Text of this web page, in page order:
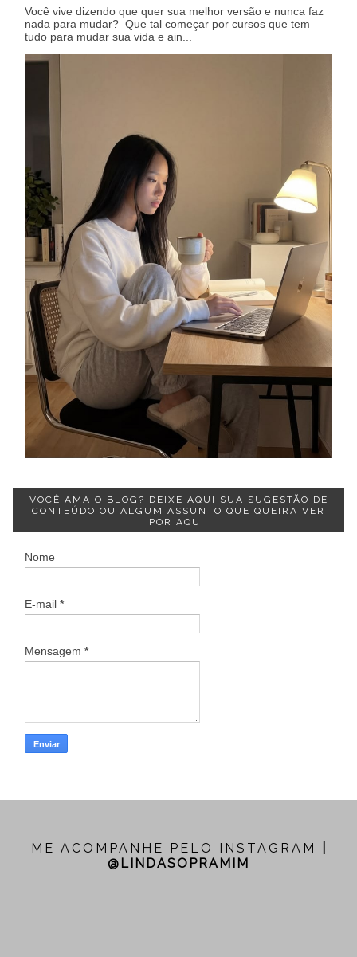
Você vive dizendo que quer sua melhor versão e nunca faz
nada para mudar? Que tal começar por cursos que tem
tudo para mudar sua vida e ain...
VOCÊ AMA O BLOG? DEIXE AQUI SUA SUGESTÃO DE
CONTEÚDO OU ALGUM ASSUNTO QUE QUEIRA VER
POR AQUI!
Nome
E-mail *
Mensagem *
ME ACOMPANHE PELO INSTAGRAM
@LINDASOPRAMIM